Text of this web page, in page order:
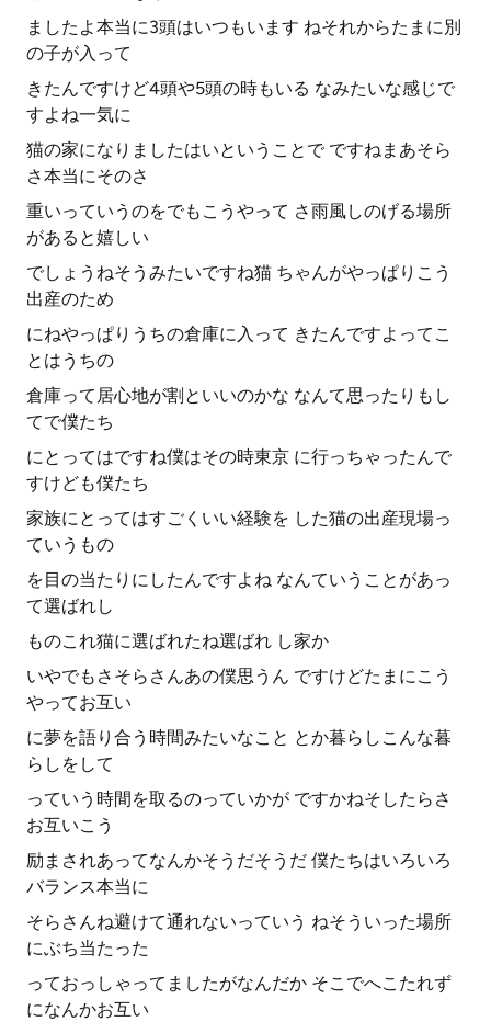
ましたよ本当に3頭はいつもいます ねそれからたまに別
の子が入って
きたんですけど4頭や5頭の時もいる なみたいな感じで
すよね一気に
猫の家になりましたはいということで ですねまあそら
さ本当にそのさ
重いっていうのをでもこうやって さ雨風しのげる場所
があると嬉しい
でしょうねそうみたいですね猫 ちゃんがやっぱりこう
出産のため
にねやっぱりうちの倉庫に入って きたんですよってこ
とはうちの
倉庫って居心地が割といいのかな なんて思ったりもし
てで僕たち
にとってはですね僕はその時東京 に行っちゃったんで
すけども僕たち
家族にとってはすごくいい経験を した猫の出産現場っ
ていうもの
を目の当たりにしたんですよね なんていうことがあっ
て選ばれし
ものこれ猫に選ばれたね選ばれ し家か
いやでもさそらさんあの僕思うん ですけどたまにこう
やってお互い
に夢を語り合う時間みたいなこと とか暮らしこんな暮
らしをして
っていう時間を取るのっていかが ですかねそしたらさ
お互いこう
励まされあってなんかそうだそうだ 僕たちはいろいろ
バランス本当に
そらさんね避けて通れないっていう ねそういった場所
にぶち当たった
っておっしゃってましたがなんだか そこでへこたれず
になんかお互い